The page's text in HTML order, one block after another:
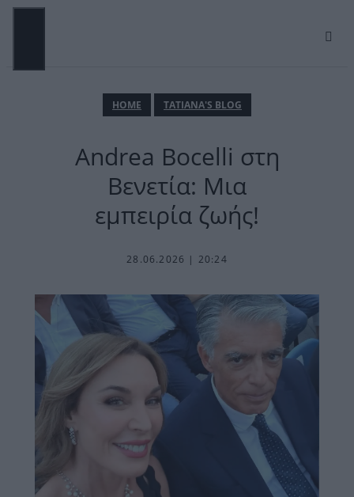
Μετάβαση
ΗΟΜΕ TATIANA'S BLOG
Andrea Bocelli στη
Βενετία: Μια
εμπειρία ζωής!
28.06.2026 | 20:24